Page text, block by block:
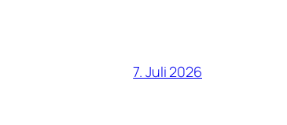
7. Juli 2026